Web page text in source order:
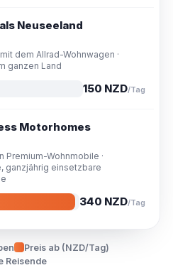
Neuseeland
dem Allrad-Wohnwagen ·
ganzen Land
150 NZD/Tag
Motorhomes
Premium-Wohnmobile ·
ganzjährig einsetzbare
340 NZD/Tag
Preis ab (NZD/Tag)
Reisende